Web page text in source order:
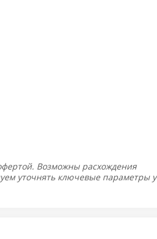
Возможны расхождения
уточнять ключевые параметры у